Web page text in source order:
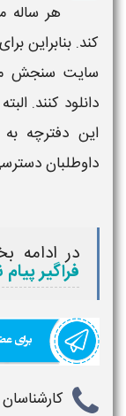
هر ساله
کند. بنابراین
سایت سنجش
دانلود کنند.
این دفترچه
داوطلبان
در ادامه
فراگیر پیام